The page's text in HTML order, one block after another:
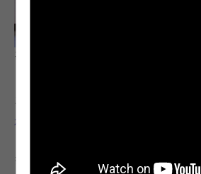
관찰 및 학습
제이 그라임스
필요한 장비